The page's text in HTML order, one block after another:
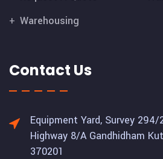
Warehousing
Contact Us
Equipment Yard, Survey
Highway 8/A Gandhidham
370201